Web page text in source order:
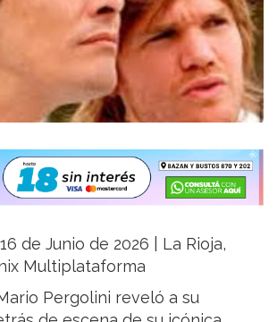
de Junio de 2026 | La Rioja,
Multiplataforma
Pergolini reveló a su